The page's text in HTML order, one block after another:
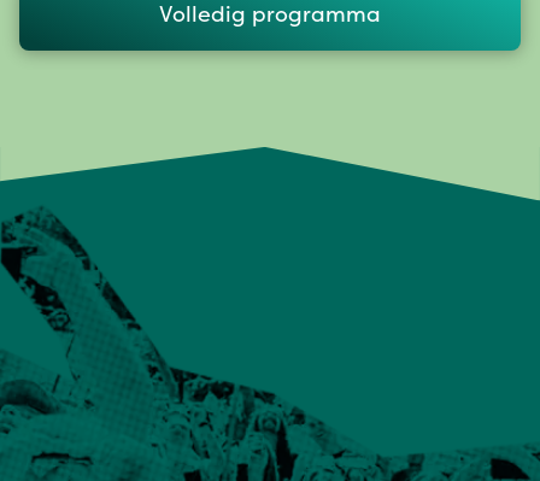
Volledig programma